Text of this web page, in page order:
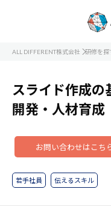
ALL DIFFERENT株式会社 研修を探
スライド作成の
開発・人材育成
若手社員 伝えるスキル
お問い合わせはこち